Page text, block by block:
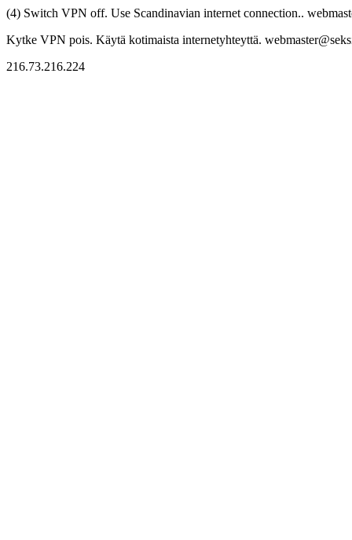
(4) Switch VPN off. Use Scandinavian internet connection..
Kytke VPN pois. Käytä kotimaista internetyhteyttä.
216.73.216.224